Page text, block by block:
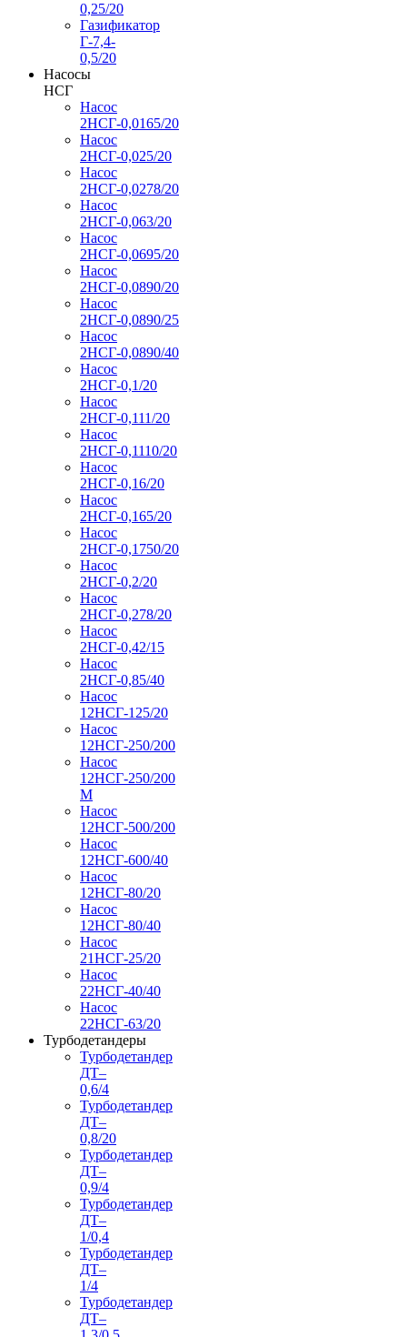
0,25/20
Газификатор
Г-7,4-
0,5/20
Насосы
НСГ
Насос
2НСГ-0,0165/20
Насос
2НСГ-0,025/20
Насос
2НСГ-0,0278/20
Насос
2НСГ-0,063/20
Насос
2НСГ-0,0695/20
Насос
2НСГ-0,0890/20
Насос
2НСГ-0,0890/25
Насос
2НСГ-0,0890/40
Насос
2НСГ-0,1/20
Насос
2НСГ-0,111/20
Насос
2НСГ-0,1110/20
Насос
2НСГ-0,16/20
Насос
2НСГ-0,165/20
Насос
2НСГ-0,1750/20
Насос
2НСГ-0,2/20
Насос
2НСГ-0,278/20
Насос
2НСГ-0,42/15
Насос
2НСГ-0,85/40
Насос
12НСГ-125/20
Насос
12НСГ-250/200
Насос
12НСГ-250/200
М
Насос
12НСГ-500/200
Насос
12НСГ-600/40
Насос
12НСГ-80/20
Насос
12НСГ-80/40
Насос
21НСГ-25/20
Насос
22НСГ-40/40
Насос
22НСГ-63/20
Турбодетандеры
Турбодетандер
ДТ–
0,6/4
Турбодетандер
ДТ–
0,8/20
Турбодетандер
ДТ–
0,9/4
Турбодетандер
ДТ–
1/0,4
Турбодетандер
ДТ–
1/4
Турбодетандер
ДТ–